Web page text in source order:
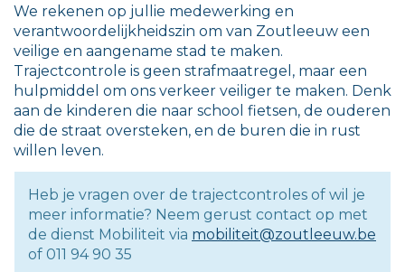
We rekenen op jullie medewerking en
verantwoordelijkheidszin om van Zoutleeuw een
veilige en aangename stad te maken.
Trajectcontrole is geen strafmaatregel, maar een
hulpmiddel om ons verkeer veiliger te maken. Denk
aan de kinderen die naar school fietsen, de ouderen
die de straat oversteken, en de buren die in rust
willen leven.
Heb je vragen over de trajectcontroles of wil je
meer informatie? Neem gerust contact op met
de dienst Mobiliteit via mobiliteit@zoutleeuw.be
of 011 94 90 35